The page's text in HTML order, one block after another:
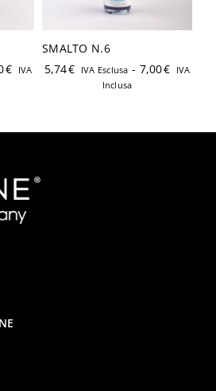
Login
€ IVA
SMALTO N.6
5,74€ IVA Esclusa - 7,00€ IVA
Inclusa